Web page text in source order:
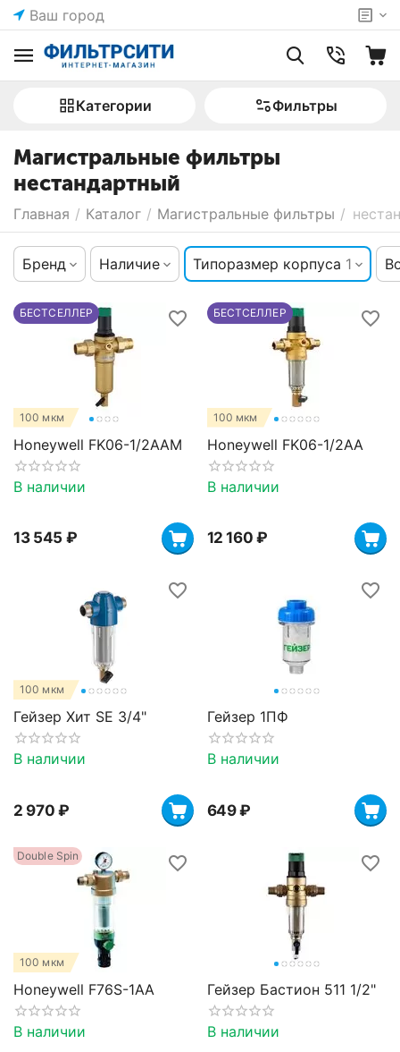
Ваш город
Категории Фильтры
Магистральные фильтры
нестандартный
Главная / Каталог / Магистральные фильтры /
Бренд Наличие Типоразмер корпуса 1
100 мкм
БЕСТСЕЛЛЕР
Honeywell FK06-1/2AAM
В наличии
13 545 ₽
100 мкм
БЕСТСЕЛЛЕР
Honeywell FK06-1/2AA
В наличии
12 160 ₽
100 мкм
Гейзер Хит SE 3/4"
В наличии
2 970 ₽
Гейзер 1ПФ
В наличии
‍649‍ ₽
100 мкм
Double Spin
Honeywell F76S-1AA
В наличии
Гейзер Бастион 511 1/2"
В наличии